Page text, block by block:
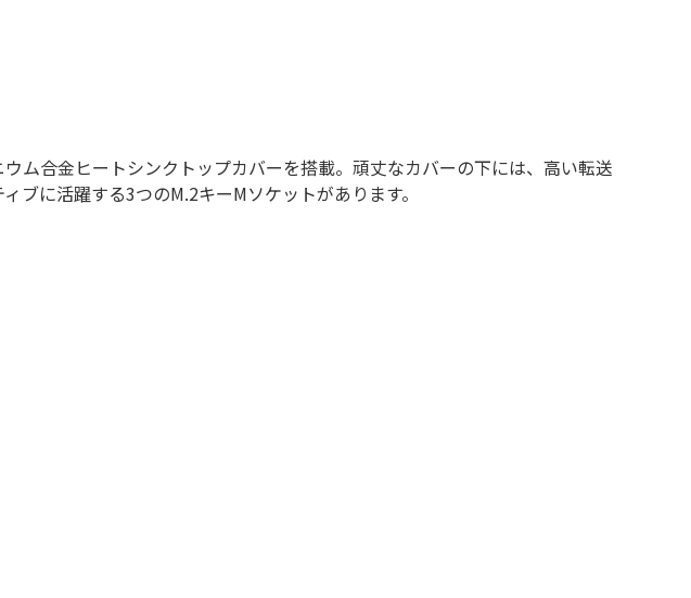
ム合金ヒートシンクトップカバーを搭載。頑丈なカバーの下には、高い転送
ブに活躍する3つのM.2キーMソケットがあります。